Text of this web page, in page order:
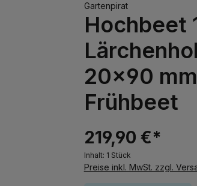
Gartenpirat
Hochbeet
20x90
Frühbeet
219,90 €*
Inhalt: 1 Stück
Preise inkl. MwSt. zzgl.